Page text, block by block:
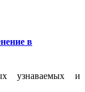
в
узнаваемых и